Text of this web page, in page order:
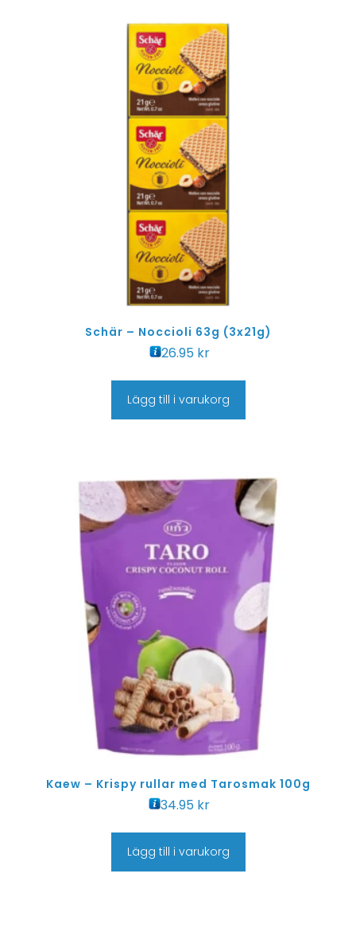
Schär – Noccioli 63g (3x21g)
26.95 kr
Lägg till i varukorg
Kaew – Krispy rullar med Tarosmak 100g
34.95 kr
Lägg till i varukorg